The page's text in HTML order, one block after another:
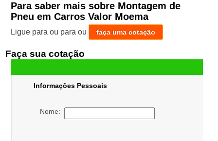
Para saber mais sobre Montagem de
Pneu em Carros Valor Moema
Ligue para ou para ou faça uma cotação
Faça sua cotação
Informações Pessoais
Nome: